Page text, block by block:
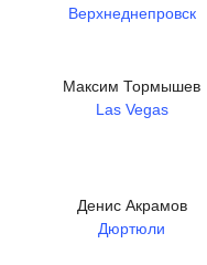
Верхнеднепровск
Максим Тормышев
Las Vegas
Денис Акрамов
Дюртюли